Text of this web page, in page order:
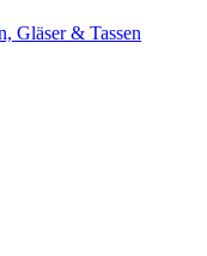
Gläser & Tassen